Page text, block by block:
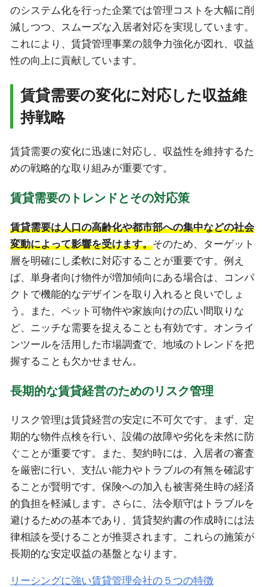
のシステム化を行った企業では管理コストを大幅に削
減しつつ、スムーズな入居者対応を実現しています。
これにより、賃貸管理事業の競争力強化が図れ、収益
性の向上に貢献しています。
賃貸需要の変化に対応した収益維
持戦略
賃貸需要の変化に迅速に対応し、収益性を維持するた
めの戦略的な取り組みが重要です。
賃貸需要のトレンドとその対応策
賃貸需要は人口の高齢化や都市部への集中などの社会
変動によって影響を受けます。そのため、ターゲット
層を明確にし柔軟に対応することが重要です。例え
ば、単身者向け物件が増加傾向にある場合は、コンパ
クトで機能的なデザインを取り入れると良いでしょ
う。また、ペット可物件や家族向けの広い間取りな
ど、ニッチな需要を捉えることも有効です。オンライ
ンツールを活用した市場調査で、地域のトレンドを把
握することも欠かせません。
長期的な賃貸経営のためのリスク管理
リスク管理は賃貸経営の安定に不可欠です。まず、定
期的な物件点検を行い、設備の故障や劣化を未然に防
ぐことが重要です。また、契約時には、入居者の審査
を厳密に行い、支払い能力やトラブルの有無を確認す
ることが賢明です。保険への加入も被害発生時の経済
的負担を軽減します。さらに、法令順守はトラブルを
避けるための基本であり、賃貸契約書の作成時には法
律相談を受けることが推奨されます。これらの施策が
長期的な安定収益の基盤となります。
リーシングに強い賃貸管理会社の５つの特徴